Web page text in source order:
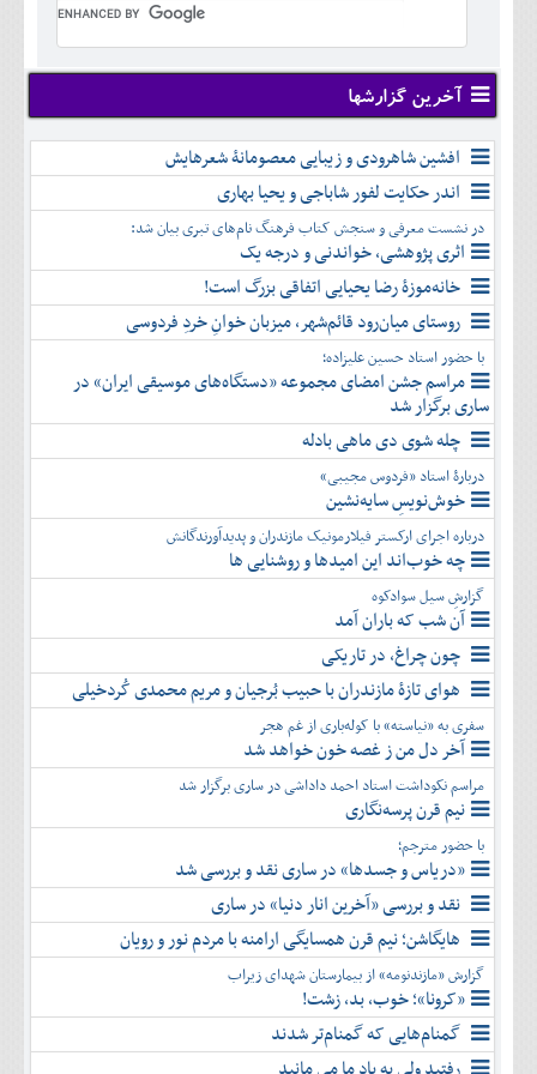
دی
بهمن
اسفند
آبان
آذر
دی
بهمن
اسفند
شهريور
مهر
آبان
آذر
دی
بهمن
اسفند
تير
مرداد
شهريور
مهر
آبان
آذر
دی
بهمن
اسفند
آخرین گزارشها
افشین شاهرودی و زیبایی معصومانۀ شعرهایش
اندر حکایت لفور شاباجی و یحیا بهاری
در نشست معرفی و سنجش کتاب فرهنگ نام‌های تبری بیان شد:
اثری پژوهشی، خواندنی و درجه یک
خانه‌موزۀ رضا یحیایی اتفاقی بزرگ است!
روستای میان‌رود قائم‌شهر، میزبان خوانِ خردِ فردوسی
با حضور استاد حسین علیزاده؛
مراسم جشن امضای مجموعه «دستگاه‌های موسیقی ایران» در
ساری برگزار شد
چله شوی دی ماهی بادله
دربارۀ استاد «فردوس مجیبی»
خوش‌نویسِ سایه‌نشین
درباره اجرای ارکستر فیلارمونیک مازندران و پدیدآورندگانش
چه خوب‌اند این امیدها و روشنایی ها
گزارشِ سیل سوادکوه
آن شب که باران آمد
چون چراغ، در تاریکی
هوای تازۀ مازندران با حبیب بُرجیان و مریم محمدی کُردخیلی
سفری به «نیاسته» با کوله‌باری از غم هجر
آخر دل من ز غصه خون خواهد شد
مراسم نکوداشت استاد احمد داداشی در ساری برگزار شد
نیم قرن پرسه‌نگاری
با حضور مترجم؛
«دریاس و جسدها» در ساری نقد و بررسی شد
نقد و بررسی «آخرین انار دنیا» در ساری
هایگاشن؛ نیم قرن همسایگی ارامنه با مردم نور و رویان
گزارش «مازندنومه» از بیمارستان شهدای زیراب
«کرونا»؛ خوب، بد، زشت!
گمنام‌هایی که گمنام‌تر شدند